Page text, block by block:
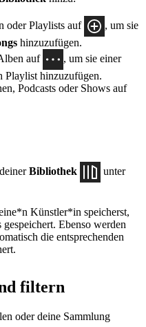
oder Playlists auf
, um sie
hinzuzufügen.
auf
, um sie einer
Playlist hinzuzufügen.
Podcasts oder Shows auf
Bibliothek
unter
Künstler*in speicherst,
Ebenso werden
die entsprechenden
filtern
oder deine Sammlung